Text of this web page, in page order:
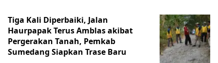
Tiga Kali Diperbaiki, Jalan
Haurpapak Terus Amblas akibat
Pergerakan Tanah, Pemkab
Sumedang Siapkan Trase Baru